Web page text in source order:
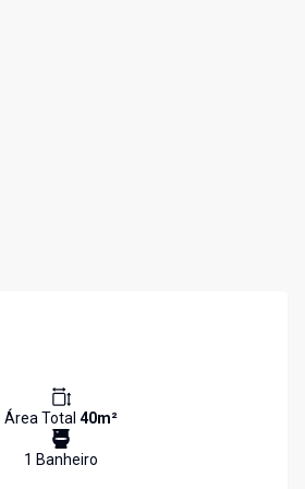
Área Total 40m²
1 Banheiro